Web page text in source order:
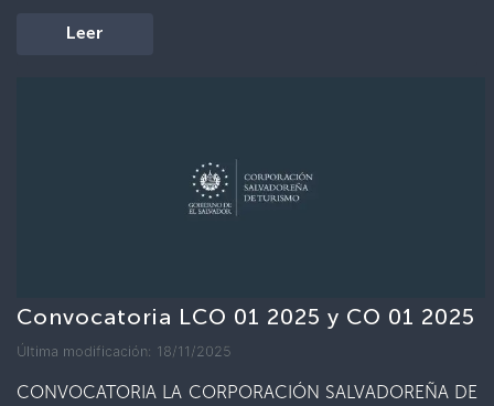
Leer
Convocatoria LCO 01 2025 y CO 01 2025
Última modificación: 18/11/2025
CONVOCATORIA LA CORPORACIÓN SALVADOREÑA DE